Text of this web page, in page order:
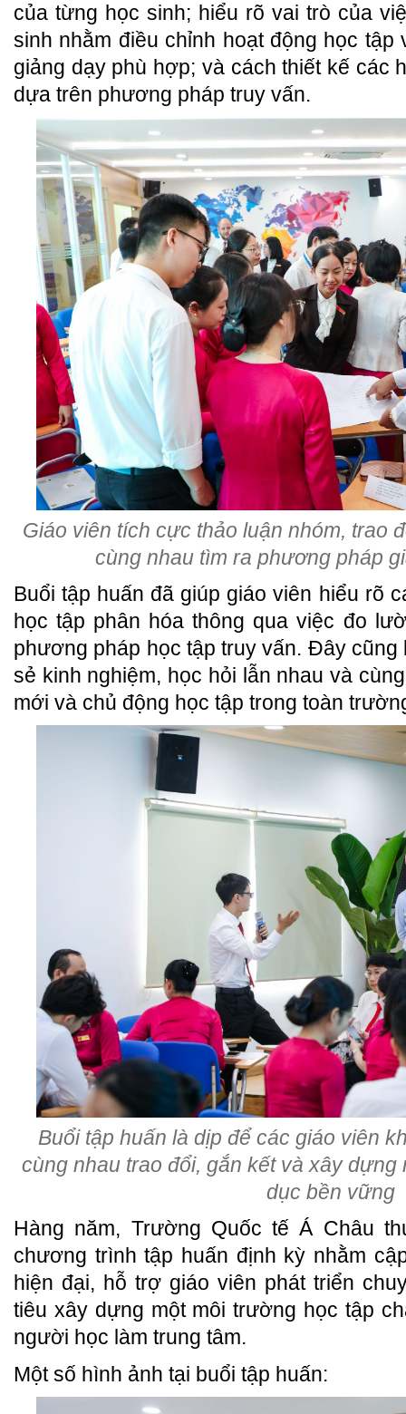
của từng học sinh; hiểu rõ vai trò của
sinh nhằm điều chỉnh hoạt động học
giảng dạy phù hợp; và cách thiết kế các
dựa trên phương pháp truy vấn.
Giáo viên tích cực thảo luận nhóm, trao
cùng nhau tìm ra phương pháp
Buổi tập huấn đã giúp giáo viên hiểu rõ
học tập phân hóa thông qua việc đo
phương pháp học tập truy vấn. Đây
sẻ kinh nghiệm, học hỏi lẫn nhau và
mới và chủ động học tập trong toàn
Buổi tập huấn là dịp để các giáo viên
cùng nhau trao đổi, gắn kết và xây
dục bền vững
Hàng năm, Trường Quốc tế Á Châu
chương trình tập huấn định kỳ nhằm
hiện đại, hỗ trợ giáo viên phát triển
tiêu xây dựng một môi trường học tập
người học làm trung tâm.
Một số hình ảnh tại buổi tập huấn: